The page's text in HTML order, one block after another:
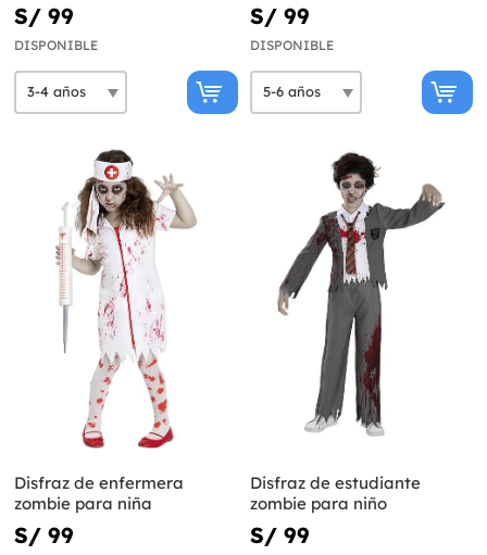
S/ 99
DISPONIBLE
S/ 99
DISPONIBLE
Disfraz de enfermera
zombie para niña
S/ 99
Disfraz de estudiante
zombie para niño
S/ 99